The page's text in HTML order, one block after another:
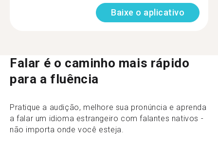
Baixe o aplicativo
Falar é o caminho mais rápido
para a fluência
Pratique a audição, melhore sua pronúncia e aprenda
a falar um idioma estrangeiro com falantes nativos -
não importa onde você esteja.